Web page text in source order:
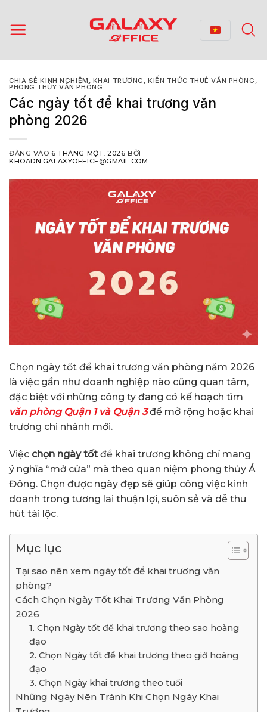
qua
nội
CHIA SẺ KINH NGHIỆM , KHAI TRƯƠNG ,KIẾN THỨC THUÊ VĂN PHÒNG ,
PHONG THỦY VĂN PHÒNG
Các ngày tốt để khai trương văn
phòng 2026
ĐĂNG VÀO 6 THÁNG MỘT, 2026 BỞI
KHOADN.GALAXYOFFICE@GMAIL.COM
Chọn ngày tốt để khai trương văn phòng năm 2026
là việc gần như doanh nghiệp nào cũng quan tâm,
đặc biệt với những công ty đang có kế hoạch tìm
văn phòng Quận 1 và Quận 3 để mở rộng hoặc khai
trương chi nhánh mới.
Việc chọn ngày tốt để khai trương không chỉ mang
ý nghĩa “mở cửa” mà theo quan niệm phong thủy Á
Đông. Chọn được ngày đẹp sẽ giúp công việc kinh
doanh trong tương lai thuận lợi, suôn sẻ và dễ thu
hút tài lộc.
Mục lục
Tại sao nên xem ngày tốt để khai trương văn
phòng?
Cách Chọn Ngày Tốt Khai Trương Văn Phòng
2026
1. Chọn Ngày tốt để khai trương theo sao hoàng
đạo
2. Chọn Ngày tốt để khai trương theo giờ hoàng
đạo
3. Chọn Ngày khai trương theo tuổi
Những Ngày Nên Tránh Khi Chọn Ngày Khai